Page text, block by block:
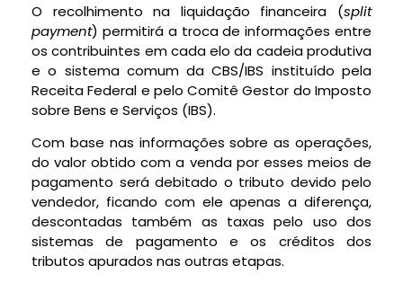
O recolhimento na liquidação financeira (split
payment) permitirá a troca de informações entre
os contribuintes em cada elo da cadeia produtiva
e o sistema comum da CBS/IBS instituído pela
Receita Federal e pelo Comitê Gestor do Imposto
sobre Bens e Serviços (IBS).
Com base nas informações sobre as operações,
do valor obtido com a venda por esses meios de
pagamento será debitado o tributo devido pelo
vendedor, ficando com ele apenas a diferença,
descontadas também as taxas pelo uso dos
sistemas de pagamento e os créditos dos
tributos apurados nas outras etapas.